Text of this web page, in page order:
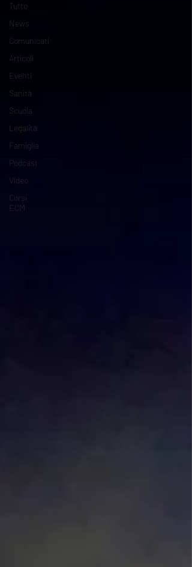
Tutto
News
Comunicati
Articoli
Eventi
Sanità
Scuola
Legalità
Famiglia
Podcast
Video
Corsi
ECM